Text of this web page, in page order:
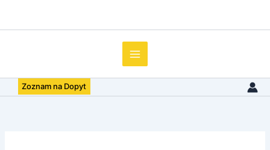
Zoznam na Dopyt
ručný
MICROMIX
kod: